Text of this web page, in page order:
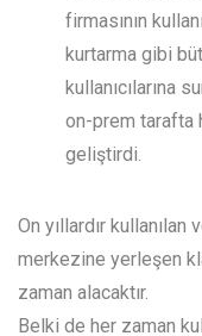
firmasının
kurtarma gibi
kullanıcılarına
on-prem tarafta
geliştirdi.
On yıllardır kullanılan
merkezine yerleşen
zaman alacaktır.
Belki de her zaman